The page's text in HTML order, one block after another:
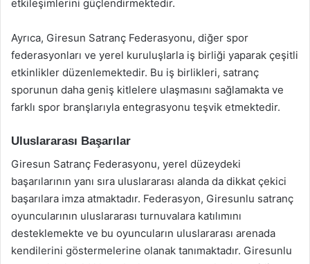
etkileşimlerini güçlendirmektedir.
Ayrıca, Giresun Satranç Federasyonu, diğer spor
federasyonları ve yerel kuruluşlarla iş birliği yaparak çeşitli
etkinlikler düzenlemektedir. Bu iş birlikleri, satranç
sporunun daha geniş kitlelere ulaşmasını sağlamakta ve
farklı spor branşlarıyla entegrasyonu teşvik etmektedir.
Uluslararası Başarılar
Giresun Satranç Federasyonu, yerel düzeydeki
başarılarının yanı sıra uluslararası alanda da dikkat çekici
başarılara imza atmaktadır. Federasyon, Giresunlu satranç
oyuncularının uluslararası turnuvalara katılımını
desteklemekte ve bu oyuncuların uluslararası arenada
kendilerini göstermelerine olanak tanımaktadır. Giresunlu